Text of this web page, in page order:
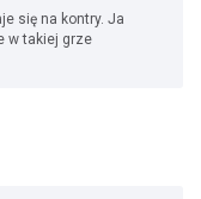
się na kontry. Ja
w takiej grze